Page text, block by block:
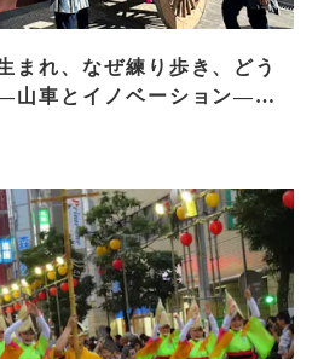
まれ、なぜ練り歩き、どう
山車とイノベーション―＜